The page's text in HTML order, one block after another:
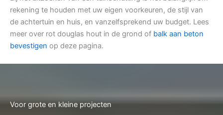
rekening te houden met uw eigen voorkeuren, de stijl van
de achtertuin en huis, en vanzelfsprekend uw budget. Lees
meer over rot douglas hout in de grond of balk aan beton
bevestigen op deze pagina.
Voor grote en kleine projecten